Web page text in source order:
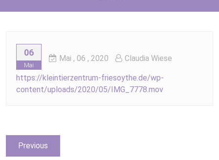
06
Mai
Mai , 06 , 2020 Claudia Wiese
https://kleintierzentrum-friesoythe.de/wp-
content/uploads/2020/05/IMG_7778.mov
Beitragsnavigation
Previous
post: